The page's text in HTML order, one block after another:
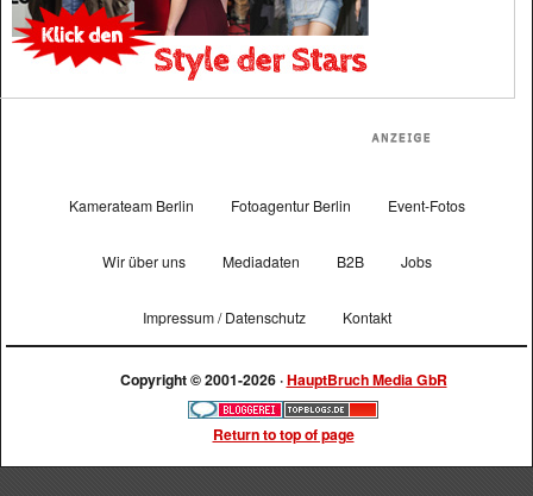
Kamerateam Berlin Fotoagentur Berlin Event-Fotos
Wir über uns Mediadaten B2B Jobs
Impressum / Datenschutz Kontakt
Copyright © 2001-2026 ·HauptBruch Media GbR
Return to top of page